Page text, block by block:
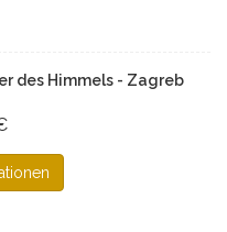
des Himmels - Zagreb